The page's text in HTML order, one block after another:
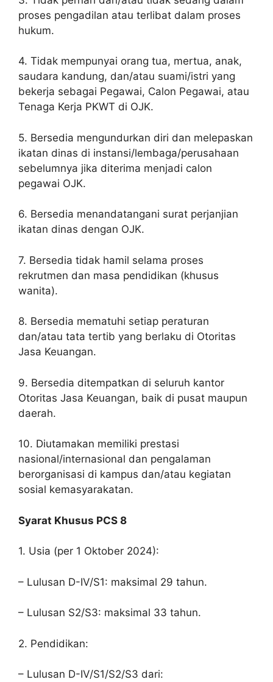
proses pengadilan atau terlibat dalam proses
hukum.
4. Tidak mempunyai orang tua, mertua, anak,
saudara kandung, dan/atau suami/istri yang
bekerja sebagai Pegawai, Calon Pegawai, atau
Tenaga Kerja PKWT di OJK.
5. Bersedia mengundurkan diri dan melepaskan
ikatan dinas di instansi/lembaga/perusahaan
sebelumnya jika diterima menjadi calon
pegawai OJK.
6. Bersedia menandatangani surat perjanjian
ikatan dinas dengan OJK.
7. Bersedia tidak hamil selama proses
rekrutmen dan masa pendidikan (khusus
wanita).
8. Bersedia mematuhi setiap peraturan
dan/atau tata tertib yang berlaku di Otoritas
Jasa Keuangan.
9. Bersedia ditempatkan di seluruh kantor
Otoritas Jasa Keuangan, baik di pusat maupun
daerah.
10. Diutamakan memiliki prestasi
nasional/internasional dan pengalaman
berorganisasi di kampus dan/atau kegiatan
sosial kemasyarakatan.
Syarat Khusus PCS 8
1. Usia (per 1 Oktober 2024):
– Lulusan D-IV/S1: maksimal 29 tahun.
– Lulusan S2/S3: maksimal 33 tahun.
2. Pendidikan:
– Lulusan D-IV/S1/S2/S3 dari: